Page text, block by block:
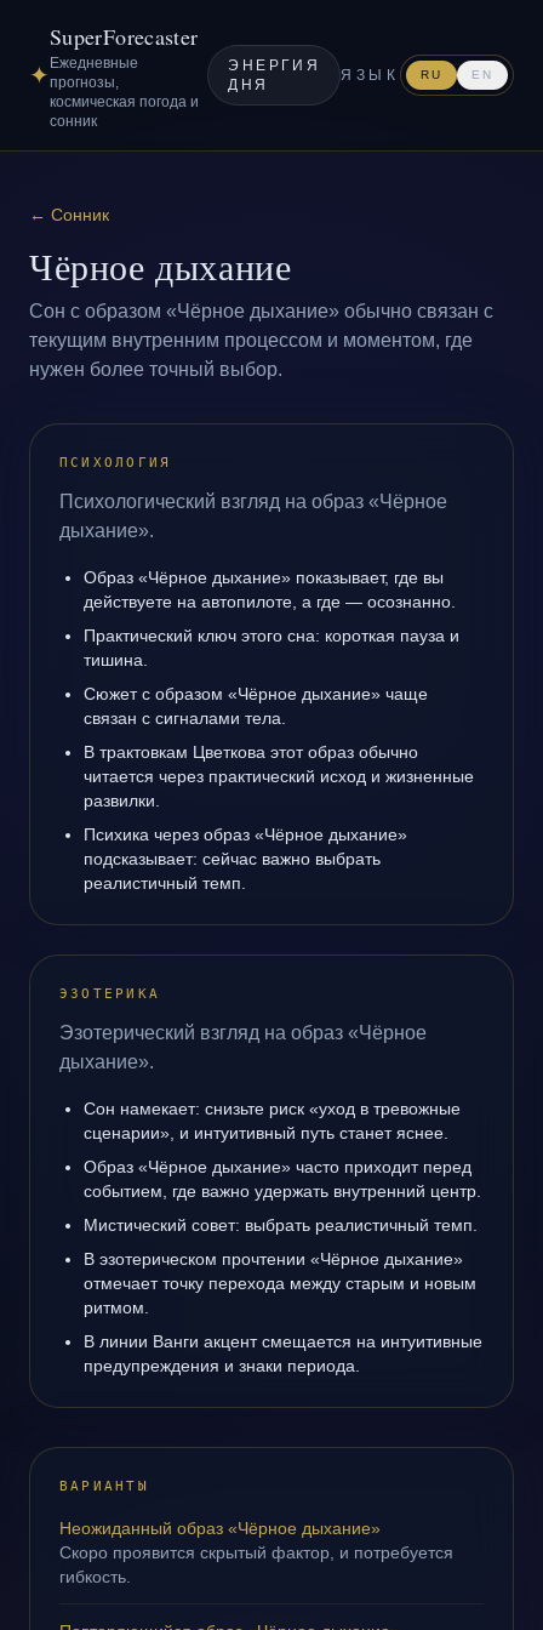
✦
SuperForecaster
Ежедневные
прогнозы,
космическая погода и
сонник
ЭНЕРГИЯ
ДНЯ
ЯЗЫК RU EN
← Сонник
Чёрное дыхание
Сон с образом «Чёрное дыхание» обычно связан с
текущим внутренним процессом и моментом, где
нужен более точный выбор.
ПСИХОЛОГИЯ
Психологический взгляд на образ «Чёрное
дыхание».
Образ «Чёрное дыхание» показывает, где вы
действуете на автопилоте, а где — осознанно.
Практический ключ этого сна: короткая пауза и
тишина.
Сюжет с образом «Чёрное дыхание» чаще
связан с сигналами тела.
В трактовкам Цветкова этот образ обычно
читается через практический исход и жизненные
развилки.
Психика через образ «Чёрное дыхание»
подсказывает: сейчас важно выбрать
реалистичный темп.
ЭЗОТЕРИКА
Эзотерический взгляд на образ «Чёрное
дыхание».
Сон намекает: снизьте риск «уход в тревожные
сценарии», и интуитивный путь станет яснее.
Образ «Чёрное дыхание» часто приходит перед
событием, где важно удержать внутренний центр.
Мистический совет: выбрать реалистичный темп.
В эзотерическом прочтении «Чёрное дыхание»
отмечает точку перехода между старым и новым
ритмом.
В линии Ванги акцент смещается на интуитивные
предупреждения и знаки периода.
ВАРИАНТЫ
Неожиданный образ «Чёрное дыхание»
Скоро проявится скрытый фактор, и потребуется
гибкость.